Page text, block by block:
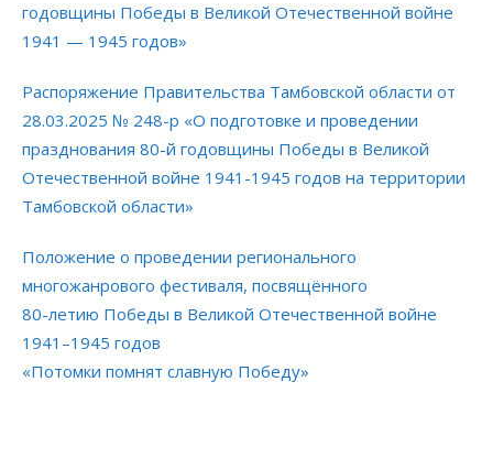
годовщины Победы в Великой Отечественной войне
1941 — 1945 годов»
Распоряжение Правительства Тамбовской области от
28.03.2025 № 248-р «О подготовке и проведении
празднования 80-й годовщины Победы в Великой
Отечественной войне 1941-1945 годов на территории
Тамбовской области»
Положение о проведении регионального
многожанрового фестиваля, посвящённого
80-летию Победы в Великой Отечественной войне
1941–1945 годов
«Потомки помнят славную Победу»